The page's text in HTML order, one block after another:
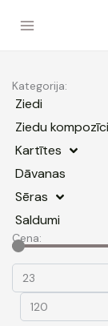
Kategorija:
Ziedi
Ziedu
Kartītes
Dāvanas
Sēras
Saldumi
Cena: